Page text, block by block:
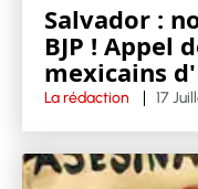
Salvador :
BJP ! Appel
mexicains
La rédaction 17